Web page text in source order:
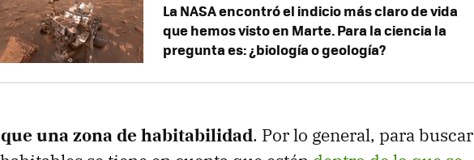
La NASA encontró el indicio más claro de vida
que hemos visto en Marte. Para la ciencia la
pregunta es: ¿biología o geología?
una zona de habitabilidad. Por lo general, para buscar